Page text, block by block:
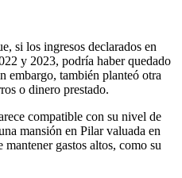
si los ingresos declarados en
y 2023, podría haber quedado
embargo, también planteó otra
o dinero prestado.
compatible con su nivel de
mansión en Pilar valuada en
gastos altos, como su